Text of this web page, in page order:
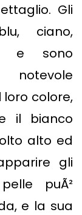
Gli
ciano,
e sono
loro colore,
il bianco
alto ed
gli
puÃ²
e la sua